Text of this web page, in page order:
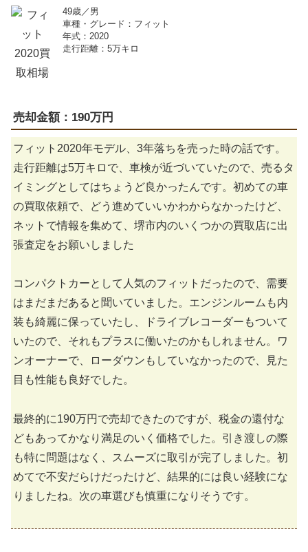
49歳／男
車種・グレード：フィット
年式：2020
走行距離：5万キロ
売却金額：190万円
フィット2020年モデル、3年落ちを売った時の話です。
走行距離は5万キロで、車検が近づいていたので、売るタ
イミングとしてはちょうど良かったんです。初めての車
の買取依頼で、どう進めていいかわからなかったけど、
ネットで情報を集めて、堺市内のいくつかの買取店に出
張査定をお願いしました
コンパクトカーとして人気のフィットだったので、需要
はまだまだあると聞いていました。エンジンルームも内
装も綺麗に保っていたし、ドライブレコーダーもついて
いたので、それもプラスに働いたのかもしれません。ワ
ンオーナーで、ローダウンもしていなかったので、見た
目も性能も良好でした。
最終的に190万円で売却できたのですが、税金の還付な
どもあってかなり満足のいく価格でした。引き渡しの際
も特に問題はなく、スムーズに取引が完了しました。初
めてで不安だらけだったけど、結果的には良い経験にな
りましたね。次の車選びも慎重になりそうです。